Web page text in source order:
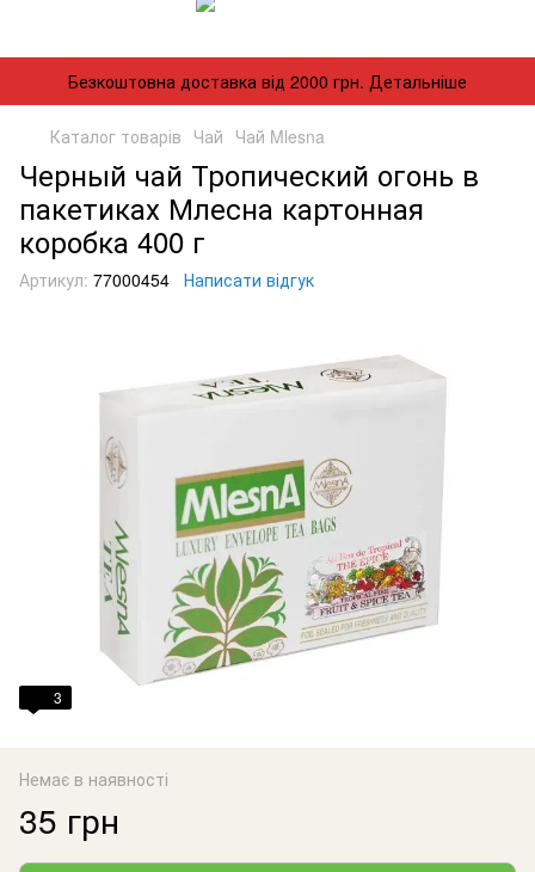
Безкоштовна доставка від 2000 грн. Детальніше
Каталог товарів Чай Чай Mlesna
Черный чай Тропический огонь в
пакетиках Млесна картонная
коробка 400 г
Артикул: 77000454 Написати відгук
3
Немає в наявності
35 грн